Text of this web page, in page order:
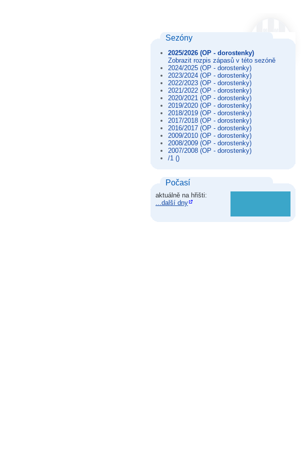
Sezóny
2025/2026 (OP - dorostenky)
Zobrazit rozpis zápasů v této sezóně
2024/2025 (OP - dorostenky)
2023/2024 (OP - dorostenky)
2022/2023 (OP - dorostenky)
2021/2022 (OP - dorostenky)
2020/2021 (OP - dorostenky)
2019/2020 (OP - dorostenky)
2018/2019 (OP - dorostenky)
2017/2018 (OP - dorostenky)
2016/2017 (OP - dorostenky)
2009/2010 (OP - dorostenky)
2008/2009 (OP - dorostenky)
2007/2008 (OP - dorostenky)
/1 ()
Počasí
aktuálně na hřišti:
...další dny